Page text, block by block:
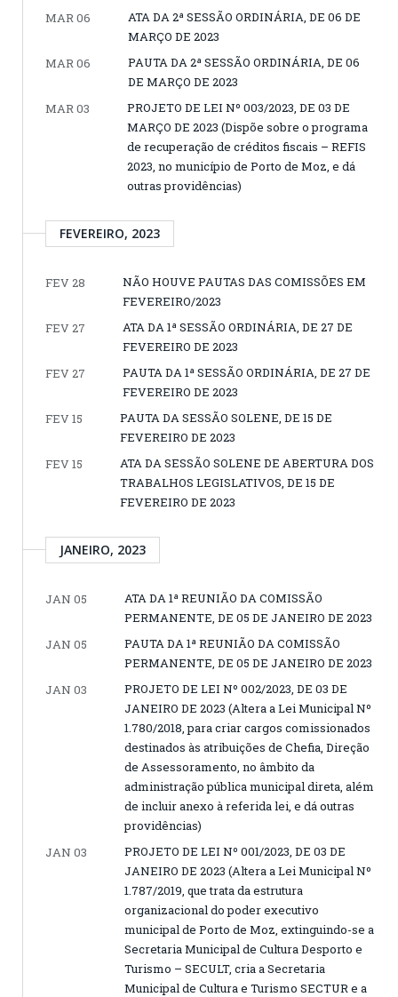
MAR 06
ATA DA 2ª SESSÃO ORDINÁRIA, DE 06 DE
MARÇO DE 2023
MAR 06
PAUTA DA 2ª SESSÃO ORDINÁRIA, DE 06
DE MARÇO DE 2023
MAR 03
PROJETO DE LEI Nº 003/2023, DE 03 DE
MARÇO DE 2023 (Dispõe sobre o programa
de recuperação de créditos fiscais – REFIS
2023, no município de Porto de Moz, e dá
outras providências)
FEVEREIRO, 2023
FEV 28
NÃO HOUVE PAUTAS DAS COMISSÕES EM
FEVEREIRO/2023
FEV 27
ATA DA 1ª SESSÃO ORDINÁRIA, DE 27 DE
FEVEREIRO DE 2023
FEV 27
PAUTA DA 1ª SESSÃO ORDINÁRIA, DE 27 DE
FEVEREIRO DE 2023
FEV 15
PAUTA DA SESSÃO SOLENE, DE 15 DE
FEVEREIRO DE 2023
FEV 15
ATA DA SESSÃO SOLENE DE ABERTURA DOS
TRABALHOS LEGISLATIVOS, DE 15 DE
FEVEREIRO DE 2023
JANEIRO, 2023
JAN 05
ATA DA 1ª REUNIÃO DA COMISSÃO
PERMANENTE, DE 05 DE JANEIRO DE 2023
JAN 05
PAUTA DA 1ª REUNIÃO DA COMISSÃO
PERMANENTE, DE 05 DE JANEIRO DE 2023
JAN 03
PROJETO DE LEI Nº 002/2023, DE 03 DE
JANEIRO DE 2023 (Altera a Lei Municipal Nº
1.780/2018, para criar cargos comissionados
destinados às atribuições de Chefia, Direção
de Assessoramento, no âmbito da
administração pública municipal direta, além
de incluir anexo à referida lei, e dá outras
providências)
JAN 03
PROJETO DE LEI Nº 001/2023, DE 03 DE
JANEIRO DE 2023 (Altera a Lei Municipal Nº
1.787/2019, que trata da estrutura
organizacional do poder executivo
municipal de Porto de Moz, extinguindo-se a
Secretaria Municipal de Cultura Desporto e
Turismo – SECULT, cria a Secretaria
Municipal de Cultura e Turismo SECTUR e a